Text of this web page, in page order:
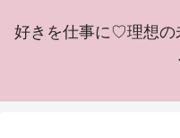
好きを仕事に♡理想の